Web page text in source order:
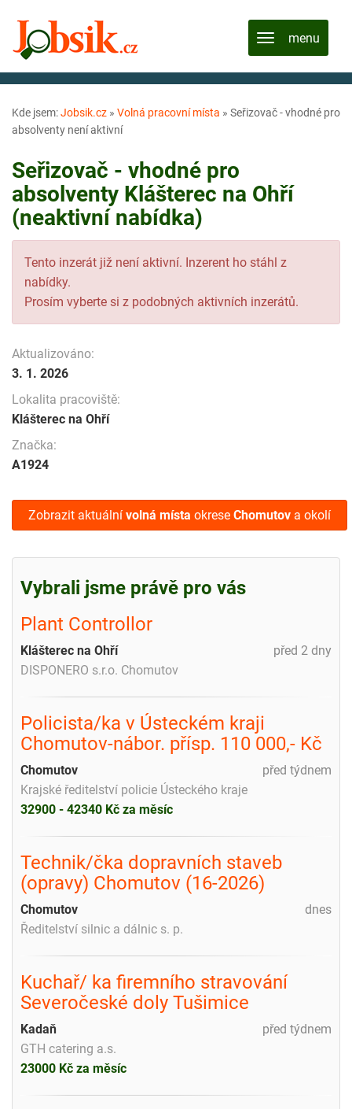
Kde jsem:Jobsik.cz » Volná pracovní místa » Seřizovač - vhodné pro
absolventy není aktivní
Seřizovač - vhodné pro
absolventy Klášterec na Ohří
(neaktivní nabídka)
Tento inzerát již není aktivní. Inzerent ho stáhl z
nabídky.
Prosím vyberte si z podobných aktivních inzerátů.
Aktualizováno:
3. 1. 2026
Lokalita pracoviště:
Klášterec na Ohří
Značka:
A1924
Zobrazit aktuální volná místa okrese Chomutov a okolí
Vybrali jsme právě pro vás
Plant Controllor
před 2 dny
Klášterec na Ohří
DISPONERO s.r.o. Chomutov
Policista/ka v Ústeckém kraji
Chomutov-nábor. přísp. 110 000,- Kč
před týdnem
Chomutov
Krajské ředitelství policie Ústeckého kraje
32900 - 42340 Kč za měsíc
Technik/čka dopravních staveb
(opravy) Chomutov (16-2026)
dnes
Chomutov
Ředitelství silnic a dálnic s. p.
Kuchař/ ka firemního stravování
Severočeské doly Tušimice
před týdnem
Kadaň
GTH catering a.s.
23000 Kč za měsíc